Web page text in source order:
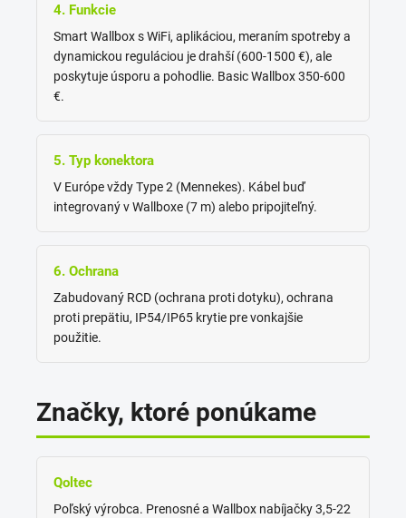
4. Funkcie
Smart Wallbox s WiFi, aplikáciou, meraním spotreby a
dynamickou reguláciou je drahší (600-1500 €), ale
poskytuje úsporu a pohodlie. Basic Wallbox 350-600
€.
5. Typ konektora
V Európe vždy Type 2 (Mennekes). Kábel buď
integrovaný v Wallboxe (7 m) alebo pripojiteľný.
6. Ochrana
Zabudovaný RCD (ochrana proti dotyku), ochrana
proti prepätiu, IP54/IP65 krytie pre vonkajšie
použitie.
Značky, ktoré ponúkame
Qoltec
Poľský výrobca. Prenosné a Wallbox nabíjačky 3,5-22